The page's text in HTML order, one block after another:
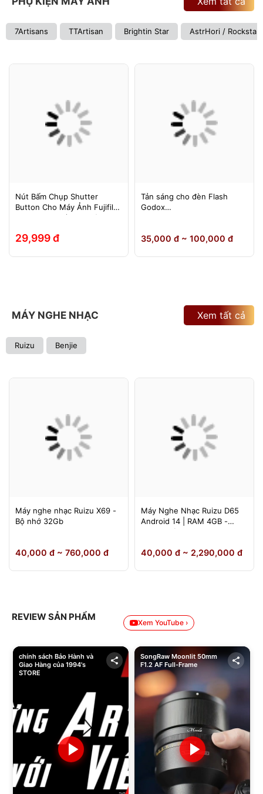
7Artisans TTArtisan Brightin Star AstrHori / Rockstar
Nút Bấm Chụp Shutter
Button Cho Máy Ảnh Fujifilm
Leica Contax (Ren Xoáy)
29,999 đ
Tản sáng cho đèn Flash
Godox
860III, Yongnuo 560II/565EX,
35,000 đ ~ 100,000 đ
MÁY NGHE NHẠC
Ruizu Benjie
Xem tất cả
Máy nghe nhạc Ruizu X69 -
Bộ nhớ 32Gb
40,000 đ ~ 760,000 đ
Máy Nghe Nhạc Ruizu D65
Android 14 | RAM 4GB -
64GB Chính Hãng
40,000 đ ~ 2,290,000 đ
REVIEW SẢN PHẨM
Xem YouTube ›
chính sách Bảo Hành và
Giao Hàng của 1994's
STORE
SongRaw Moonlit 50mm
F1.2 AF Full-Frame